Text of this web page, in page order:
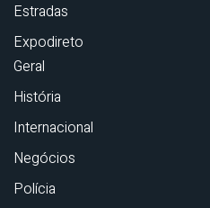
Estradas
Expodireto
Geral
História
Internacional
Negócios
Polícia